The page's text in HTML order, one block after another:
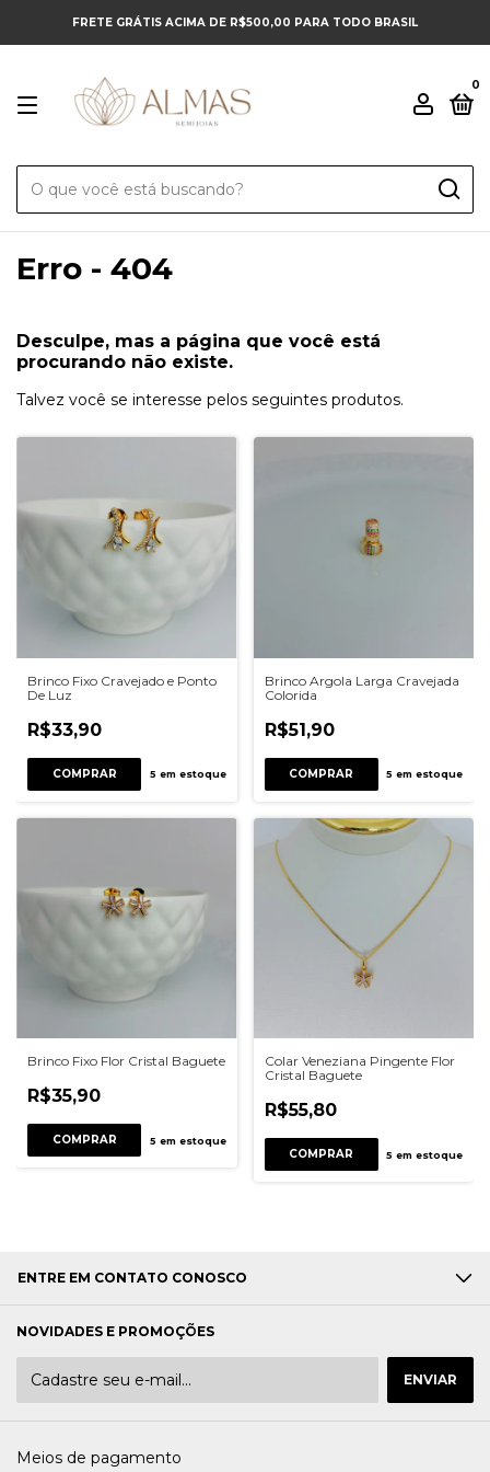
FRETE GRÁTIS ACIMA DE R$500,00 PARA TODO BRASIL
0
Erro - 404
Desculpe, mas a página que você está
procurando não existe.
Talvez você se interesse pelos seguintes produtos.
Brinco Fixo Cravejado e Ponto
De Luz
R$33,90
COMPRAR 5 em estoque
Brinco Argola Larga Cravejada
Colorida
R$51,90
COMPRAR 5 em estoque
Brinco Fixo Flor Cristal Baguete
R$35,90
COMPRAR 5 em estoque
Colar Veneziana Pingente Flor
Cristal Baguete
R$55,80
COMPRAR 5 em estoque
ENTRE EM CONTATO CONOSCO
NOVIDADES E PROMOÇÕES
Meios de pagamento